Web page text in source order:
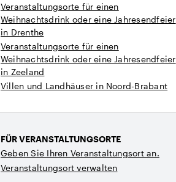
Veranstaltungsorte für einen
Weihnachtsdrink oder eine Jahresendfeier
in Drenthe
Veranstaltungsorte für einen
Weihnachtsdrink oder eine Jahresendfeier
in Zeeland
Villen und Landhäuser in Noord-Brabant
FÜR VERANSTALTUNGSORTE
Geben Sie Ihren Veranstaltungsort an.
Veranstaltungsort verwalten